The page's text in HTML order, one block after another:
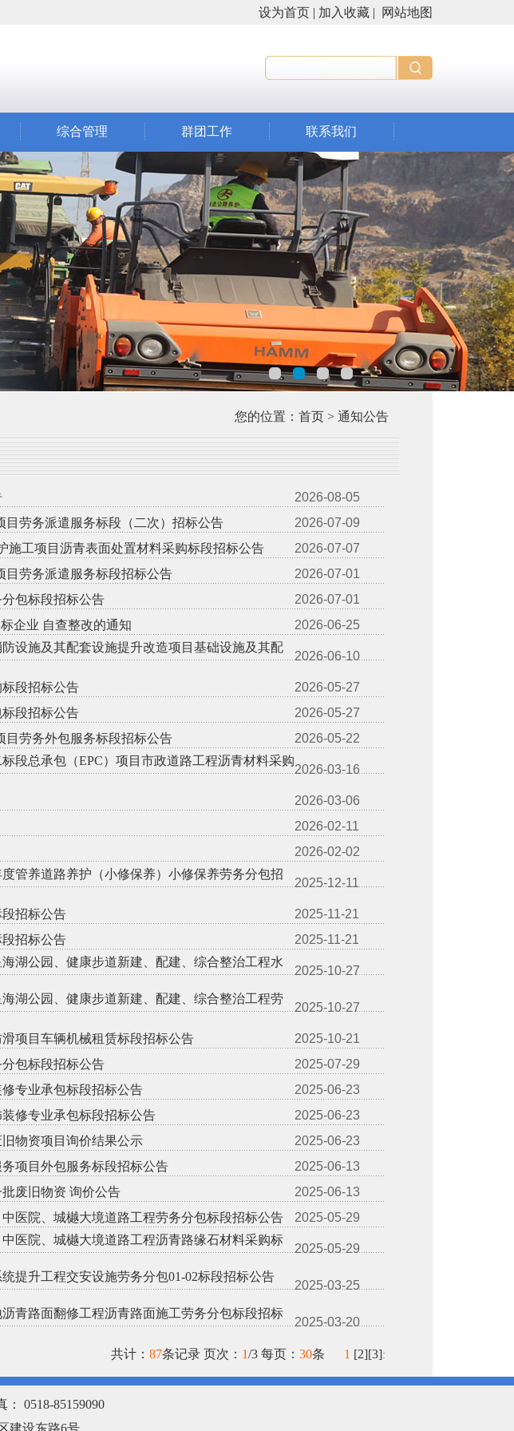
设为首页 | 加入收藏 | 网站地图
综合管理 群团工作 联系我们
您的位置：首页 > 通知公告
2026-08-05
目劳务派遣服务标段（二次）招标公告
2026-07-09
施工项目沥青表面处置材料采购标段招标公告
2026-07-07
目劳务派遣服务标段招标公告
2026-07-01
包标段招标公告
2026-07-01
企业 自查整改的通知
2026-06-25
设施及其配套设施提升改造项目基础设施及其配
2026-06-10
段招标公告
2026-05-27
段招标公告
2026-05-27
目劳务外包服务标段招标公告
2026-05-22
段总承包（EPC）项目市政道路工程沥青材料采购
2026-03-16
2026-03-06
2026-02-11
2026-02-02
管养道路养护（小修保养）小修保养劳务分包招
2025-12-11
招标公告
2025-11-21
招标公告
2025-11-21
湖公园、健康步道新建、配建、综合整治工程水
2025-10-27
湖公园、健康步道新建、配建、综合整治工程劳
2025-10-27
项目车辆机械租赁标段招标公告
2025-10-21
包标段招标公告
2025-07-29
专业承包标段招标公告
2025-06-23
修专业承包标段招标公告
2025-06-23
物资项目询价结果公示
2025-06-23
项目外包服务标段招标公告
2025-06-13
废旧物资 询价公告
2025-06-13
医院、城樾大境道路工程劳务分包标段招标公告
2025-05-29
医院、城樾大境道路工程沥青路缘石材料采购标
2025-05-29
提升工程交安设施劳务分包01-02标段招标公告
2025-03-25
青路面翻修工程沥青路面施工劳务分包标段招标
2025-03-20
共计： 87条记录 页次： 1/3 每页： 30条 1 [2][3]:
： 0518-85159090
建设东路6号